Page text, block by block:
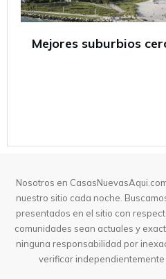
Mejores suburbios
Nosotros en
nuestro sitio cada noche.
presentados en el sitio con
comunidades sean actuales y
ninguna responsabilidad por
verificar independientemente